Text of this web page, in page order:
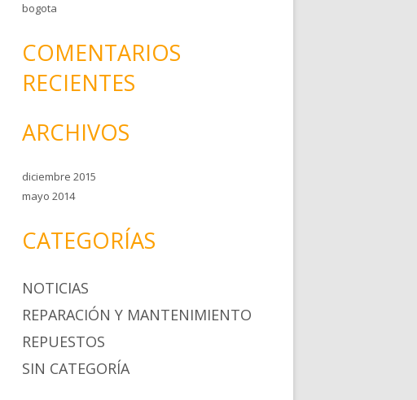
bogota
COMENTARIOS
RECIENTES
ARCHIVOS
diciembre 2015
mayo 2014
CATEGORÍAS
NOTICIAS
REPARACIÓN Y MANTENIMIENTO
REPUESTOS
SIN CATEGORÍA